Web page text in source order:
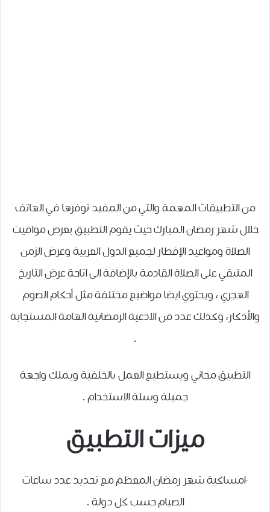
من التطبيقات المهمة والتي من المفيد توفرها في الهاتف
خلال شهر رمضان المبارك حيث يقوم التطبيق بعرض مواقيت
الصلاة ومواعيد الإفطار لجميع الدول العربية وعرض الزمن
المتبقي على الصلاة القادمة بالإضافة الى اتاحة عرض التاريخ
الهجري ، ويحتوي ايضا مواضيع مختلفة مثل أحكام الصوم
والأذكار، وكذلك عدد من الادعية الرمضانية الهامة المستجابة
.
التطبيق مجاني ويستطيع العمل بالخلفية ويملك واجهة
جميلة وسلة الاستخدام .
ميزات التطبيق
-امساكية شهر رمضان المعظم مع تحديد عدد ساعات
الصيام حسب كل دولة .